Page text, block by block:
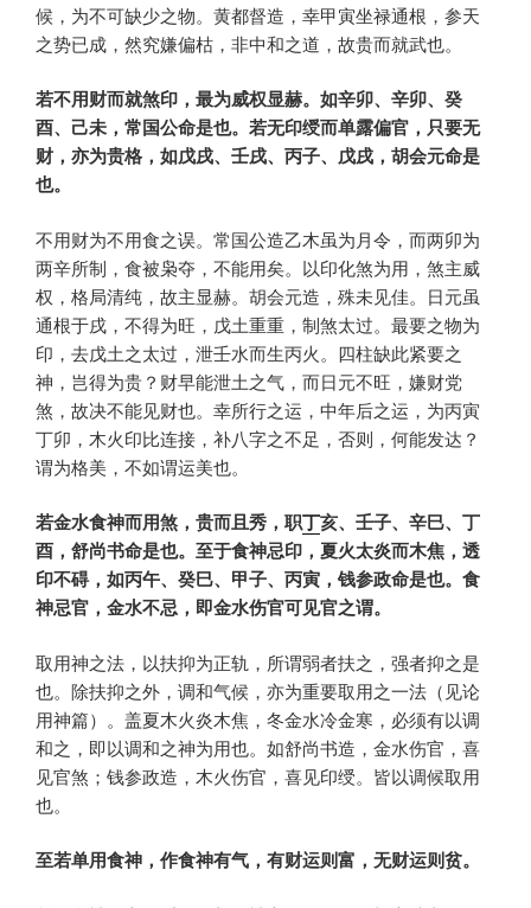
候，为不可缺少之物。黄都督造，幸甲寅坐禄通根，参天
之势已成，然究嫌偏枯，非中和之道，故贵而就武也。
若不用财而就煞印，最为威权显赫。如辛卯、辛卯、癸
酉、己未，常国公命是也。若无印绶而单露偏官，只要无
财，亦为贵格，如戊戌、壬戌、丙子、戊戌，胡会元命是
也。
不用财为不用食之误。常国公造乙木虽为月令，而两卯为
两辛所制，食被枭夺，不能用矣。以印化煞为用，煞主威
权，格局清纯，故主显赫。胡会元造，殊未见佳。日元虽
通根于戌，不得为旺，戊土重重，制煞太过。最要之物为
印，去戊土之太过，泄壬水而生丙火。四柱缺此紧要之
神，岂得为贵？财早能泄土之气，而日元不旺，嫌财党
煞，故决不能见财也。幸所行之运，中年后之运，为丙寅
丁卯，木火印比连接，补八字之不足，否则，何能发达？
谓为格美，不如谓运美也。
若金水食神而用煞，贵而且秀，职丁亥、壬子、辛巳、丁
酉，舒尚书命是也。至于食神忌印，夏火太炎而木焦，透
印不碍，如丙午、癸巳、甲子、丙寅，钱参政命是也。食
神忌官，金水不忌，即金水伤官可见官之谓。
取用神之法，以扶抑为正轨，所谓弱者扶之，强者抑之是
也。除扶抑之外，调和气候，亦为重要取用之一法（见论
用神篇）。盖夏木火炎木焦，冬金水冷金寒，必须有以调
和之，即以调和之神为用也。如舒尚书造，金水伤官，喜
见官煞；钱参政造，木火伤官，喜见印绶。皆以调候取用
也。
至若单用食神，作食神有气，有财运则富，无财运则贫。